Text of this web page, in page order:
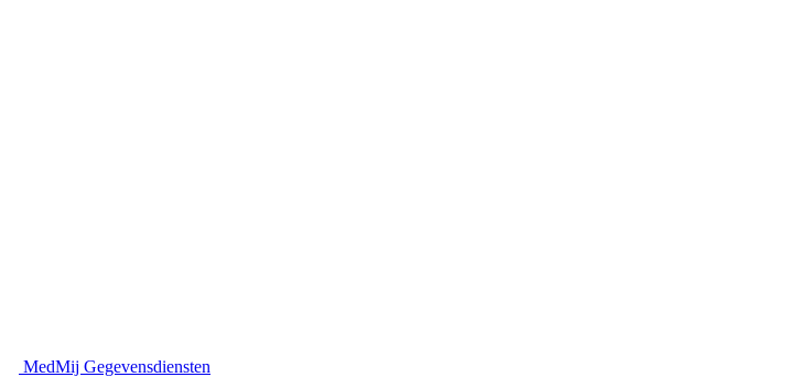
MedMij Gegevensdiensten